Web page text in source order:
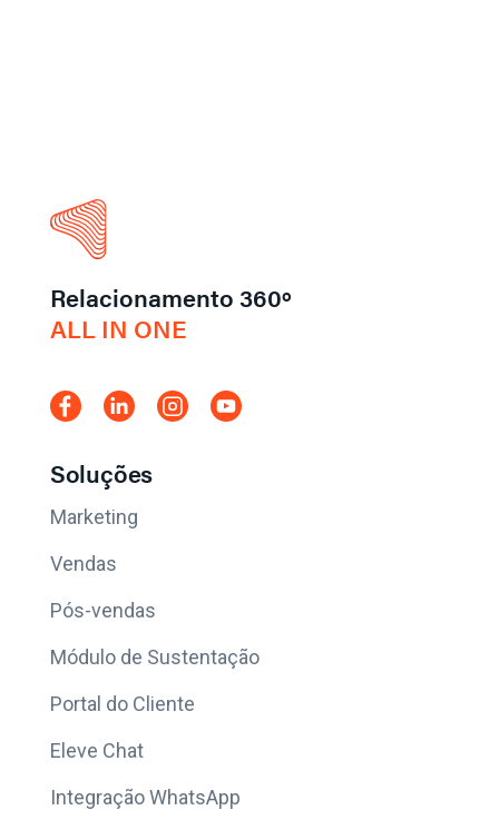
Relacionamento 360º
ALL IN ONE
Soluções
Marketing
Vendas
Pós-vendas
Módulo de Sustentação
Portal do Cliente
Eleve Chat
Integração WhatsApp